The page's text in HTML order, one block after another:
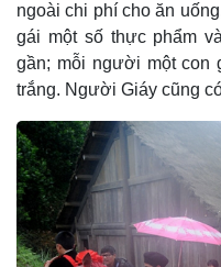
ngoài chi phí cho ăn
gái một số thực phẩm
gần; mỗi người một con
trắng. Người Giáy cũng